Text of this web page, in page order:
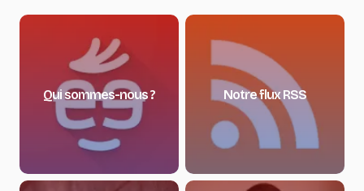
Qui sommes-nous ? Notre flux RSS